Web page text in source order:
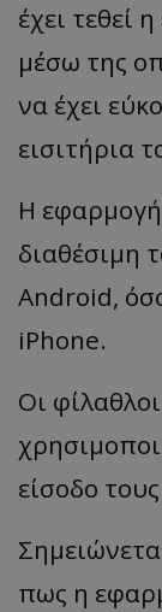
έχει τεθεί
μέσω της
να έχει
εισιτήρια
Η εφαρμογή
διαθέσιμη
Android,
iPhone.
Οι
είσοδο
πως η